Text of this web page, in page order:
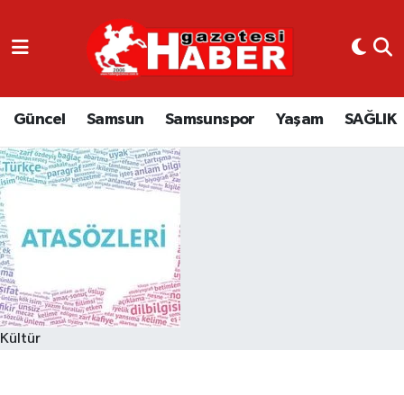
Güncel Samsun Samsunspor Yaşam SAĞLIK
Kültür
GÜNCEL
SAMSUN
SAMSUNSPOR
YAŞAM